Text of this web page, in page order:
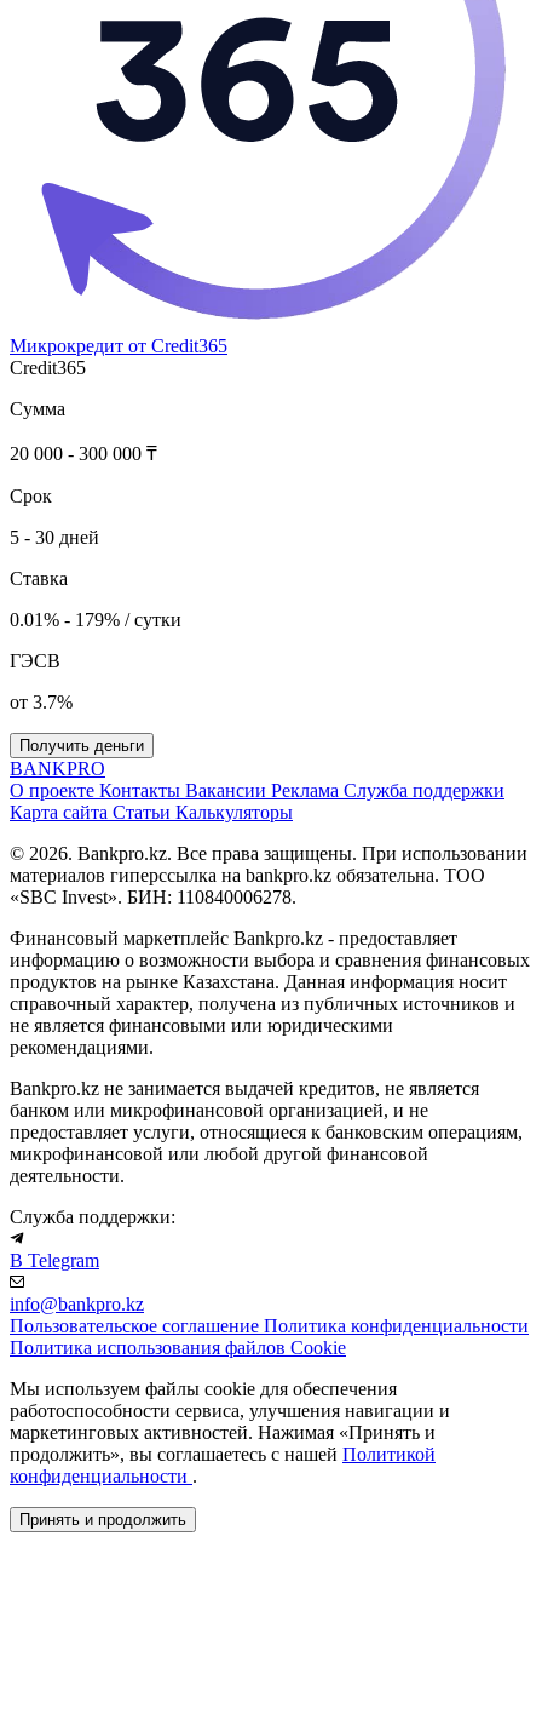
Микрокредит от Credit365
Credit365
Сумма
20 000 - 300 000 ₸
Срок
5 - 30 дней
Ставка
0.01% - 179% / сутки
ГЭСВ
от 3.7%
Получить деньги
BANKPRO
О проекте Контакты Вакансии Реклама Служба поддержки
Карта сайта Статьи Калькуляторы
© 2026. Bankpro.kz. Все права защищены. При использовании
материалов гиперссылка на bankpro.kz обязательна. ТОО
«SBC Invest». БИН: 110840006278.
Финансовый маркетплейс Bankpro.kz - предоставляет
информацию о возможности выбора и сравнения финансовых
продуктов на рынке Казахстана. Данная информация носит
справочный характер, получена из публичных источников и
не является финансовыми или юридическими
рекомендациями.
Bankpro.kz не занимается выдачей кредитов, не является
банком или микрофинансовой организацией, и не
предоставляет услуги, относящиеся к банковским операциям,
микрофинансовой или любой другой финансовой
деятельности.
Служба поддержки:
В Telegram
info@bankpro.kz
Пользовательское соглашение Политика конфиденциальности
Политика использования файлов Cookie
Мы используем файлы cookie для обеспечения
работоспособности сервиса, улучшения навигации и
маркетинговых активностей. Нажимая «Принять и
продолжить», вы соглашаетесь с нашей Политикой
конфиденциальности .
Принять и продолжить